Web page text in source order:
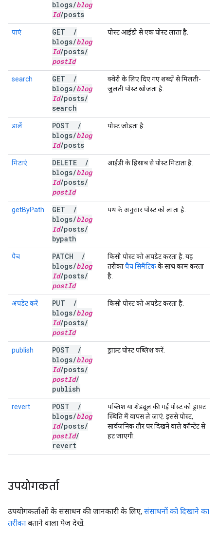
blogs/blog
Id/posts
पाएं GET
/
blogs/blog
Id/posts/
postId
पोस्ट आईडी से एक पोस्ट लाता है.
search GET
/
blogs/blog
Id/posts/
search
क्वेरी के लिए दिए गए शब्दों से मिलती-
जुलती पोस्ट खोजता है.
डालें POST
/
blogs/blog
Id/posts
पोस्ट जोड़ता है.
मिटाएं DELETE
/
blogs/blog
Id/posts/
postId
आईडी के हिसाब से पोस्ट मिटाता है.
getByPath GET
/
blogs/blog
Id/posts/
bypath
पथ के अनुसार पोस्ट को लाता है.
पैच PATCH
/
blogs/blog
Id/posts/
postId
किसी पोस्ट को अपडेट करता है. यह
तरीकापैच सिमैंटिकके साथ काम करता
है.
अपडेट करें PUT
/
blogs/blog
Id/posts/
postId
किसी पोस्ट को अपडेट करता है.
publish POST
/
blogs/blog
Id/posts/
postId/
publish
ड्राफ़्ट पोस्ट पब्लिश करें.
revert POST
/
blogs/blog
Id/posts/
postId/
revert
पब्लिश या शेड्यूल की गई पोस्ट को ड्राफ़्ट
स्थिति में वापस ले जाएं. इससे पोस्ट,
सार्वजनिक तौर पर दिखने वाले कॉन्टेंट से
हट जाएगी.
उपयोगकर्ता
उपयोगकर्ताओं के संसाधन की जानकारी के लिए, संसाधनों को दिखाने का
तरीका बताने वाला पेज देखें.